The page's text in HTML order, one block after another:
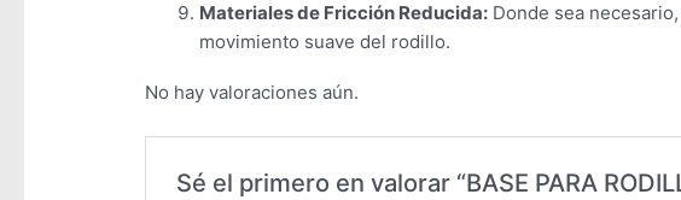
Materiales de Fricción Reducida: Donde sea
movimiento suave del rodillo.
No hay valoraciones aún.
Sé el primero en valorar “BASE PARA